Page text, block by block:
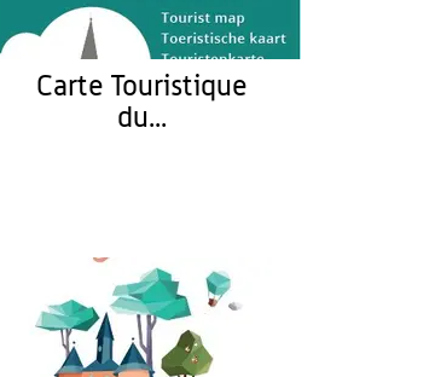
Carte Touristique
du...